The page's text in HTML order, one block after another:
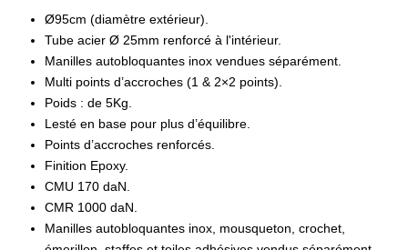
Ø95cm (diamètre extérieur).
Tube acier Ø 25mm renforcé à l'intérieur.
Manilles autobloquantes inox vendues séparément.
Multi points d’accroches (1 & 2×2 points).
Poids : de 5Kg.
Lesté en base pour plus d’équilibre.
Points d’accroches renforcés.
Finition Epoxy.
CMU 170 daN.
CMR 1000 daN.
Manilles autobloquantes inox, mousqueton, crochet,